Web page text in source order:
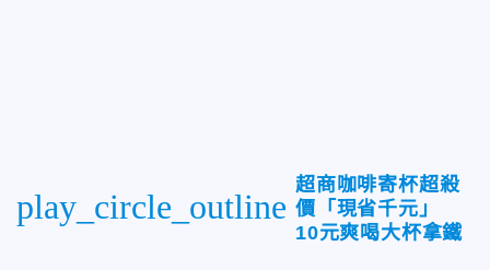
play_circle_outline
超商咖啡寄杯超殺
價「現省千元」
10元爽喝大杯拿鐵